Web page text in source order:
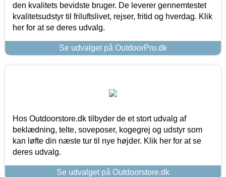
den kvalitets bevidste bruger. De leverer gennemtestet
kvalitetsudstyr til friluftslivet, rejser, fritid og hverdag. Klik
her for at se deres udvalg.
Se udvalget på OutdoorPro.dk
Hos Outdoorstore.dk tilbyder de et stort udvalg af
beklædning, telte, soveposer, kogegrej og udstyr som
kan løfte din næste tur til nye højder. Klik her for at se
deres udvalg.
Se udvalget på Outdoorstore.dk